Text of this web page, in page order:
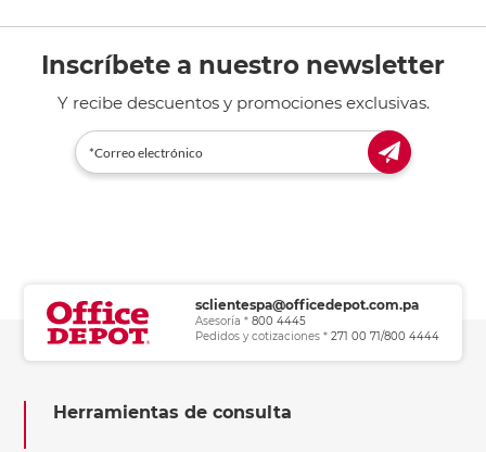
Inscríbete a nuestro newsletter
Y recibe descuentos y promociones exclusivas.
sclientespa@officedepot.com.pa
Asesoría * 800 4445
Pedidos y cotizaciones * 271 00 71/800 4444
Herramientas de consulta